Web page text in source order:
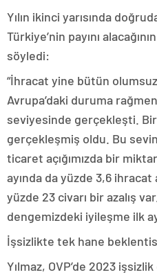
Yılın ikinci yarısında
Türkiye’nin payını
söyledi:
“İhracat yine bütün
Avrupa’daki duruma
seviyesinde gerçekleşti.
gerçekleşmiş oldu. Bu
ticaret açığımızda bir
ayında da yüzde 3,6
yüzde 23 civarı bir azalış
dengemizdeki iyileşme ilk
İşsizlikte tek hane
Yılmaz, OVP’de 2023 işsizlik